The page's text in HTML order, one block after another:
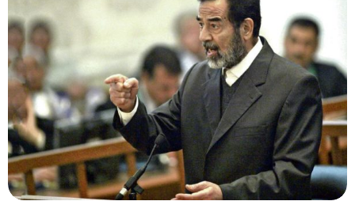
на
крајот
од
мандатот,
соработниците
го
одвратиле
од
таквата